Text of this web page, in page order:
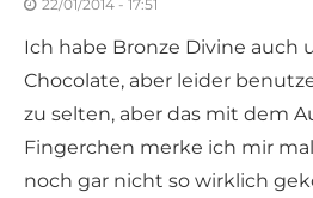
22/01/2014 - 17:51
Ich habe Bronze Divine auch
Chocolate, aber leider
zu selten, aber das mit dem
Fingerchen merke ich mir
noch gar nicht so wirklich